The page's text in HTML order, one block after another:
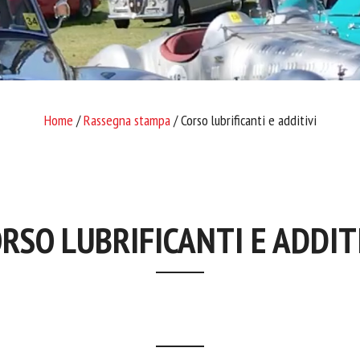
Home /Rassegna stampa/ Corso lubrificanti e additivi
LUBRIFICANTI E